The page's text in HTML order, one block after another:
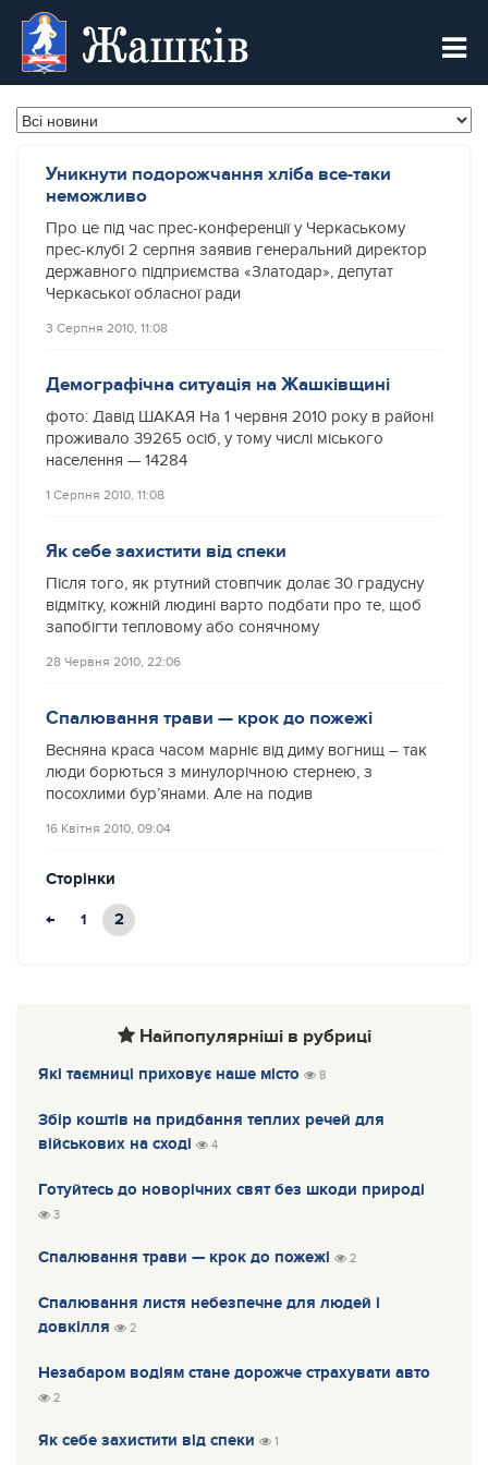
Жашків
Уникнути подорожчання хліба все-таки
неможливо
Про це під час прес-конференції у Черкаському
прес-клубі 2 серпня заявив генеральний директор
державного підприємства «Златодар», депутат
Черкаської обласної ради
3 Серпня 2010, 11:08
Демографічна ситуація на Жашківщині
фото: Давід ШАКАЯ На 1 червня 2010 року в районі
проживало 39265 осіб, у тому числі міського
населення — 14284
1 Серпня 2010, 11:08
Як себе захистити від спеки
Після того, як ртутний стовпчик долає 30 градусну
відмітку, кожній людині варто подбати про те, щоб
запобігти тепловому або сонячному
28 Червня 2010, 22:06
Спалювання трави — крок до пожежі
Весняна краса часом марніє від диму вогнищ – так
люди борються з минулорічною стернею, з
посохлими бур’янами. Але на подив
16 Квітня 2010, 09:04
Сторінки
← 1 2
Найпопулярніші в рубриці
Які таємниці приховує наше місто 8
Збір коштів на придбання теплих речей для
військових на сході
4
Готуйтесь до новорічних свят без шкоди природі
3
Спалювання трави — крок до пожежі 2
Спалювання листя небезпечне для людей і
довкілля
2
Незабаром водіям стане дорожче страхувати авто
2
Як себе захистити від спеки 1